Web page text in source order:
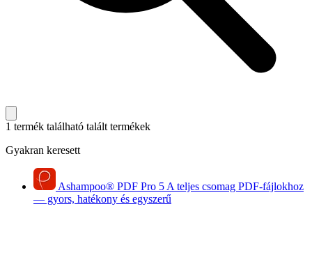
1 termék található talált termékek
Gyakran keresett
Ashampoo® PDF Pro 5 A teljes csomag PDF-fájlokhoz
— gyors, hatékony és egyszerű